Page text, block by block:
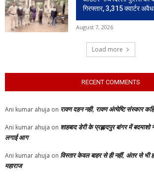
गिरफ्तार, 3,315 क्वार्टर
August 7, 2026
Load more
RECENT COMMENTS
Ani kumar ahuja on रावण दहन नही, रावण अंत्येष्टि संस्कार
Ani kumar ahuja on शाहबाद डेरी के प्रह्लादपुर बांगर में
लगाई आग
Ani kumar ahuja on विस्तार केवल बाहर से ही नहीं, अंतर से भी
महाराज